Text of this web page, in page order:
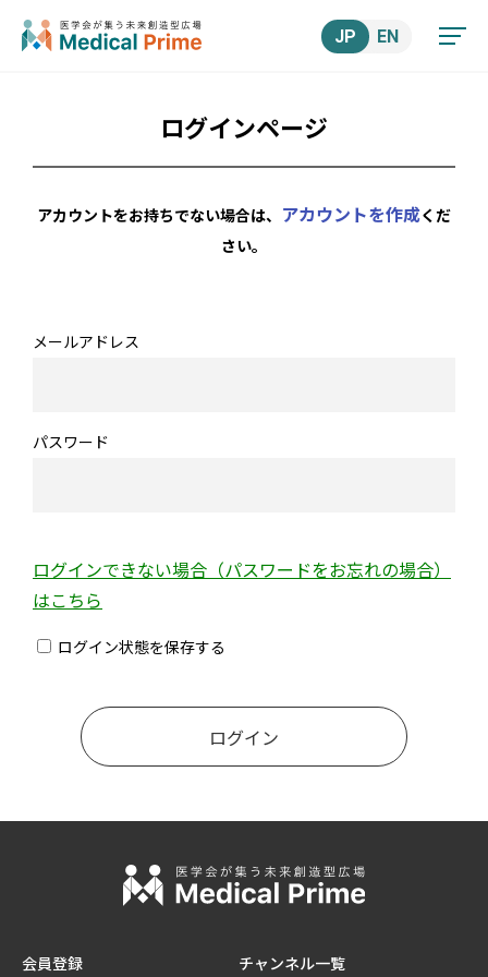
JP EN
ログインページ
アカウントをお持ちでない場合は、 アカウントを作成くだ
さい。
メールアドレス
パスワード
ログインできない場合（パスワードをお忘れの場合）
はこちら
ログイン状態を保存する
会員登録 チャンネル一覧